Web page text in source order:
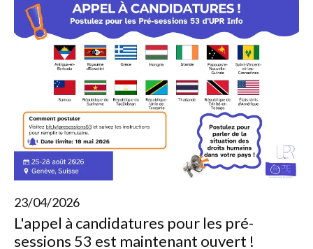
23/04/2026
L'appel à candidatures pour les pré-
sessions 53 est maintenant ouvert !